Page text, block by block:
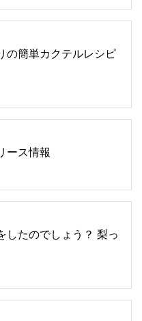
の簡単カクテルレシピ
ース情報
したのでしょう？ 梨っ